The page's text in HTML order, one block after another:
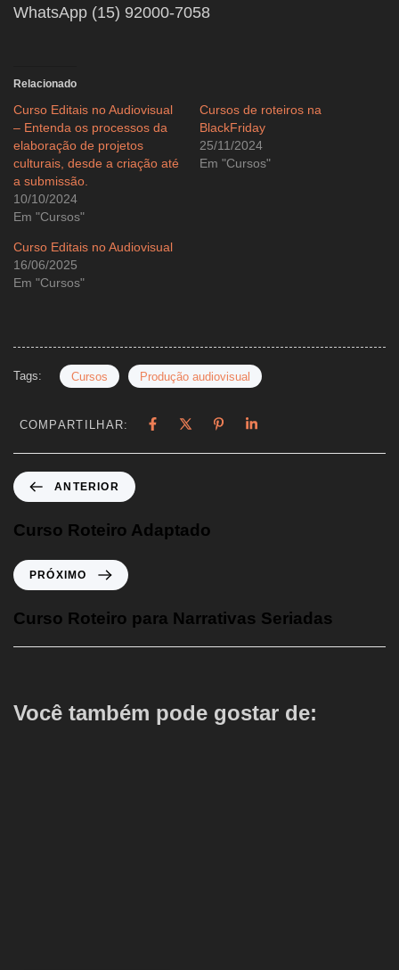
WhatsApp (15) 92000-7058
Relacionado
Curso Editais no Audiovisual
– Entenda os processos da
elaboração de projetos
culturais, desde a criação até
a submissão.
10/10/2024
Em "Cursos"
Cursos de roteiros na
BlackFriday
25/11/2024
Em "Cursos"
Curso Editais no Audiovisual
16/06/2025
Em "Cursos"
Tags: Cursos Produção audiovisual
COMPARTILHAR:
ANTERIOR
Curso Roteiro Adaptado
PRÓXIMO
Curso Roteiro para Narrativas Seriadas
Você também pode gostar de: